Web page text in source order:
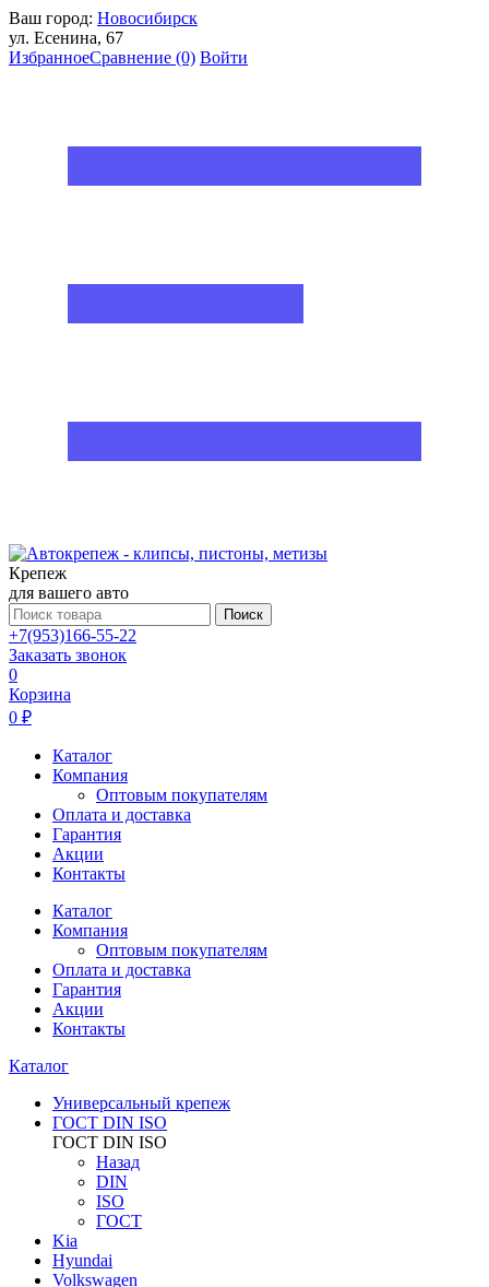
Ваш город: Новосибирск
ул. Есенина, 67
ИзбранноеСравнение (0) Войти
Крепеж
для вашего авто
Поиск
+7(953)166-55-22
Заказать звонок
0
Корзина
0 ₽
Каталог
Компания
Оптовым покупателям
Оплата и доставка
Гарантия
Акции
Контакты
Каталог
Компания
Оптовым покупателям
Оплата и доставка
Гарантия
Акции
Контакты
Каталог
Универсальный крепеж
ГОСТ DIN ISO
ГОСТ DIN ISO
Назад
DIN
ISO
ГОСТ
Kia
Hyundai
Volkswagen